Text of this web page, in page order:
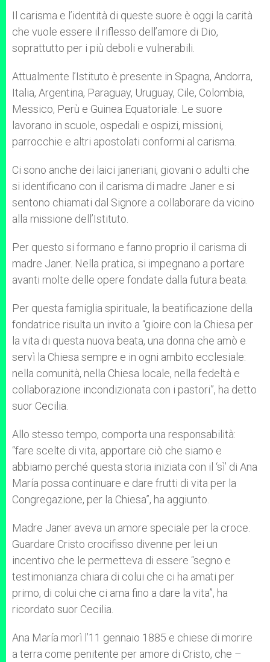
Il carisma e l’identità di queste suore è oggi la carità
che vuole essere il riflesso dell’amore di Dio,
soprattutto per i più deboli e vulnerabili.
Attualmente l’Istituto è presente in Spagna, Andorra,
Italia, Argentina, Paraguay, Uruguay, Cile, Colombia,
Messico, Perù e Guinea Equatoriale. Le suore
lavorano in scuole, ospedali e ospizi, missioni,
parrocchie e altri apostolati conformi al carisma.
Ci sono anche dei laici janeriani, giovani o adulti che
si identificano con il carisma di madre Janer e si
sentono chiamati dal Signore a collaborare da vicino
alla missione dell’Istituto.
Per questo si formano e fanno proprio il carisma di
madre Janer. Nella pratica, si impegnano a portare
avanti molte delle opere fondate dalla futura beata.
Per questa famiglia spirituale, la beatificazione della
fondatrice risulta un invito a “gioire con la Chiesa per
la vita di questa nuova beata, una donna che amò e
servì la Chiesa sempre e in ogni ambito ecclesiale:
nella comunità, nella Chiesa locale, nella fedeltà e
collaborazione incondizionata con i pastori”, ha detto
suor Cecilia.
Allo stesso tempo, comporta una responsabilità:
“fare scelte di vita, apportare ciò che siamo e
abbiamo perché questa storia iniziata con il ‘sì’ di Ana
María possa continuare e dare frutti di vita per la
Congregazione, per la Chiesa”, ha aggiunto.
Madre Janer aveva un amore speciale per la croce.
Guardare Cristo crocifisso divenne per lei un
incentivo che le permetteva di essere “segno e
testimonianza chiara di colui che ci ha amati per
primo, di colui che ci ama fino a dare la vita”, ha
ricordato suor Cecilia.
Ana María morì l’11 gennaio 1885 e chiese di morire
a terra come penitente per amore di Cristo, che –